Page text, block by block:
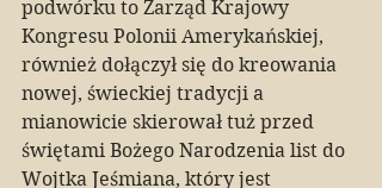
podwórku to Zarząd Krajowy
Kongresu Polonii Amerykańskiej,
również dołączył się do kreowania
nowej, świeckiej tradycji a
mianowicie skierował tuż przed
świętami Bożego Narodzenia list do
Wojtka Jeśmiana, który jest